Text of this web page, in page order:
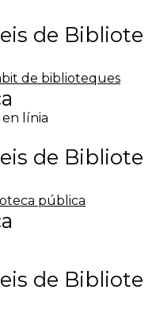
de Bibliote
de biblioteques
en línia
de Bibliote
pública
de Bibliote